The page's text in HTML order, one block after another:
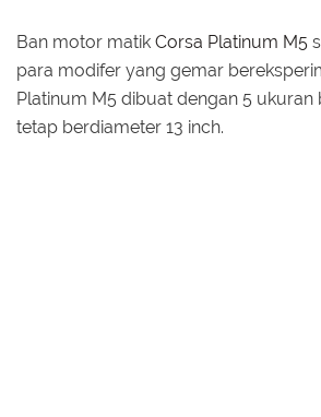
Ban motor matik Corsa Platinum M5
para modifer yang gemar
Platinum M5 dibuat dengan 5
tetap berdiameter 13 inch.